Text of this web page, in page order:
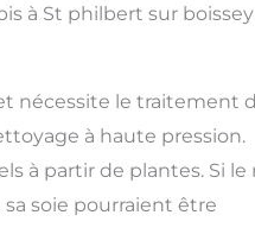
à St philbert sur
nécessite le traitement
à haute pression.
à partir de plantes. Si
soie pourraient être